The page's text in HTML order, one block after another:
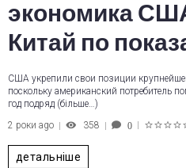
экономика
Китай по
США укрепили свои позиции
поскольку американский потребитель
год подряд (більше…)
2 роки ago
358 0
детальніше